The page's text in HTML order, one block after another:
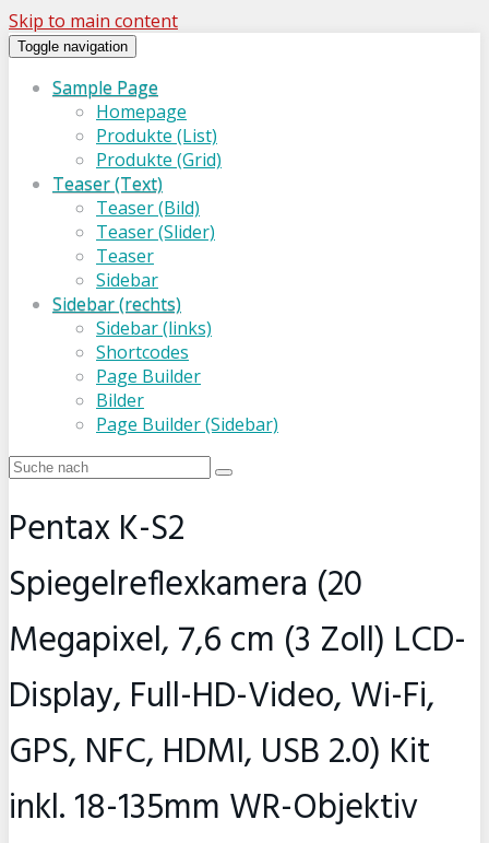
Skip to main content
Toggle navigation
Sample Page
Homepage
Produkte (List)
Produkte (Grid)
Teaser (Text)
Teaser (Bild)
Teaser (Slider)
Teaser
Sidebar
Sidebar (rechts)
Sidebar (links)
Shortcodes
Page Builder
Bilder
Page Builder (Sidebar)
Pentax K-S2
Spiegelreflexkamera (20
Megapixel, 7,6 cm (3 Zoll) LCD-
Display, Full-HD-Video, Wi-Fi,
GPS, NFC, HDMI, USB 2.0) Kit
inkl. 18-135mm WR-Objektiv